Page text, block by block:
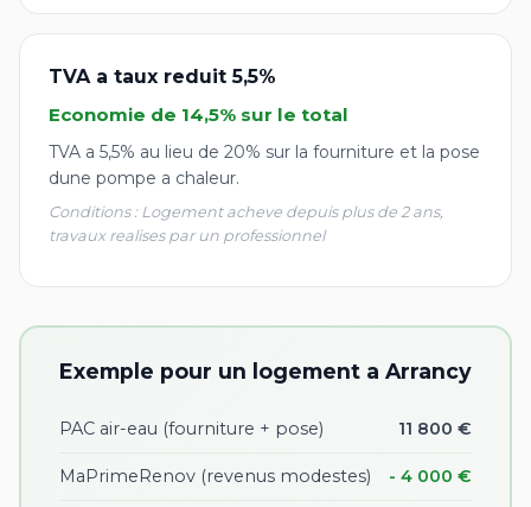
TVA a taux reduit 5,5%
Economie de 14,5% sur le total
TVA a 5,5% au lieu de 20% sur la fourniture et la pose
dune pompe a chaleur.
Conditions : Logement acheve depuis plus de 2 ans,
travaux realises par un professionnel
Exemple pour un logement a Arrancy
PAC air-eau (fourniture + pose) 11 800 €
MaPrimeRenov (revenus modestes) - 4 000 €